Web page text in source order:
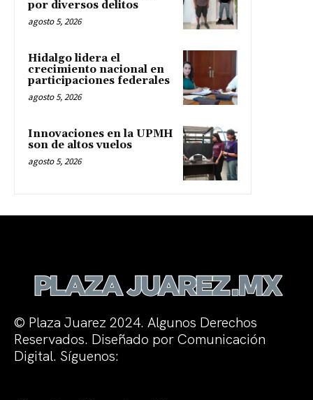
por diversos delitos
agosto 5, 2026
Hidalgo lidera el
crecimiento nacional en
participaciones federales
agosto 5, 2026
Innovaciones en la UPMH
son de altos vuelos
agosto 5, 2026
© Plaza Juarez 2024. Algunos Derechos
Reservados. Diseñado por Comunicación
Digital. Síguenos: